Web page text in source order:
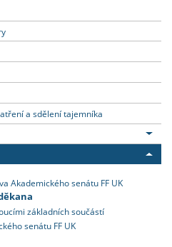
a sdělení tajemníka
Akademického senátu FF UK
základních součástí
senátu FF UK